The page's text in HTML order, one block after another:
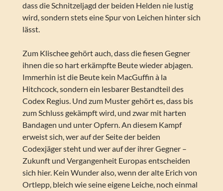
dass die Schnitzeljagd der beiden Helden nie lustig
wird, sondern stets eine Spur von Leichen hinter sich
lässt.
Zum Klischee gehört auch, dass die fiesen Gegner
ihnen die so hart erkämpfte Beute wieder abjagen.
Immerhin ist die Beute kein MacGuffin à la
Hitchcock, sondern ein lesbarer Bestandteil des
Codex Regius. Und zum Muster gehört es, dass bis
zum Schluss gekämpft wird, und zwar mit harten
Bandagen und unter Opfern. An diesem Kampf
erweist sich, wer auf der Seite der beiden
Codexjäger steht und wer auf der ihrer Gegner –
Zukunft und Vergangenheit Europas entscheiden
sich hier. Kein Wunder also, wenn der alte Erich von
Ortlepp, bleich wie seine eigene Leiche, noch einmal